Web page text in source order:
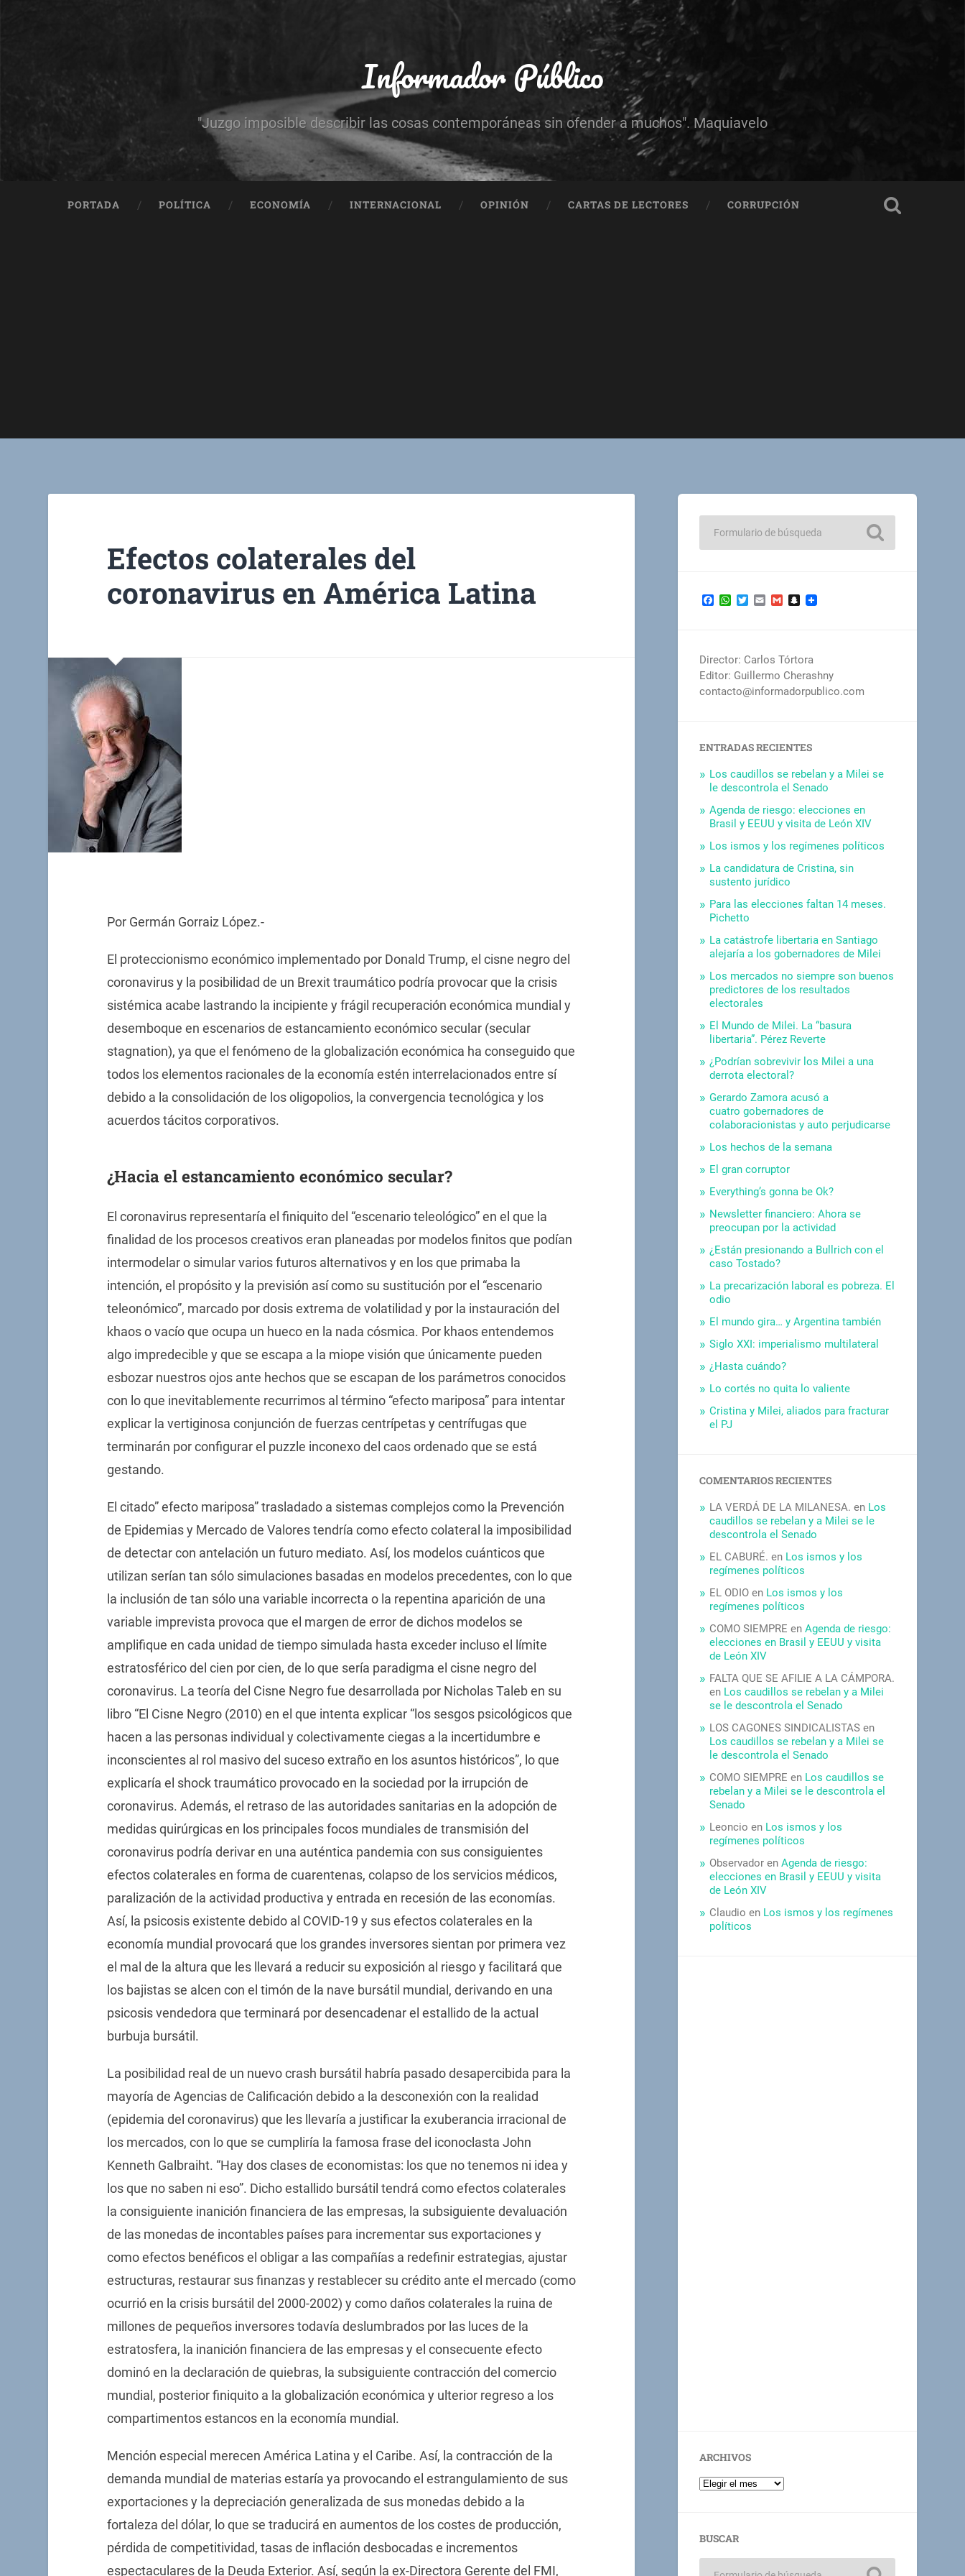
Informador Público
"Juzgo imposible describir las cosas contemporáneas sin ofender a muchos". Maquiavelo
PORTADA POLÍTICA ECONOMÍA INTERNACIONAL OPINIÓN CARTAS DE LECTORES CORRUPCIÓN
Efectos colaterales del
coronavirus en América Latina
Por Germán Gorraiz López.-
El proteccionismo económico implementado por Donald Trump, el cisne negro del
coronavirus y la posibilidad de un Brexit traumático podría provocar que la crisis
sistémica acabe lastrando la incipiente y frágil recuperación económica mundial y
desemboque en escenarios de estancamiento económico secular (secular
stagnation), ya que el fenómeno de la globalización económica ha conseguido que
todos los elementos racionales de la economía estén interrelacionados entre sí
debido a la consolidación de los oligopolios, la convergencia tecnológica y los
acuerdos tácitos corporativos.
¿Hacia el estancamiento económico secular?
El coronavirus representaría el finiquito del “escenario teleológico” en el que la
finalidad de los procesos creativos eran planeadas por modelos finitos que podían
intermodelar o simular varios futuros alternativos y en los que primaba la
intención, el propósito y la previsión así como su sustitución por el “escenario
teleonómico”, marcado por dosis extrema de volatilidad y por la instauración del
khaos o vacío que ocupa un hueco en la nada cósmica. Por khaos entendemos
algo impredecible y que se escapa a la miope visión que únicamente pueden
esbozar nuestros ojos ante hechos que se escapan de los parámetros conocidos
con lo que inevitablemente recurrimos al término “efecto mariposa” para intentar
explicar la vertiginosa conjunción de fuerzas centrípetas y centrífugas que
terminarán por configurar el puzzle inconexo del caos ordenado que se está
gestando.
El citado” efecto mariposa” trasladado a sistemas complejos como la Prevención
de Epidemias y Mercado de Valores tendría como efecto colateral la imposibilidad
de detectar con antelación un futuro mediato. Así, los modelos cuánticos que
utilizan serían tan sólo simulaciones basadas en modelos precedentes, con lo que
la inclusión de tan sólo una variable incorrecta o la repentina aparición de una
variable imprevista provoca que el margen de error de dichos modelos se
amplifique en cada unidad de tiempo simulada hasta exceder incluso el límite
estratosférico del cien por cien, de lo que sería paradigma el cisne negro del
coronavirus. La teoría del Cisne Negro fue desarrollada por Nicholas Taleb en su
libro “El Cisne Negro (2010) en el que intenta explicar “los sesgos psicológicos que
hacen a las personas individual y colectivamente ciegas a la incertidumbre e
inconscientes al rol masivo del suceso extraño en los asuntos históricos”, lo que
explicaría el shock traumático provocado en la sociedad por la irrupción de
coronavirus. Además, el retraso de las autoridades sanitarias en la adopción de
medidas quirúrgicas en los principales focos mundiales de transmisión del
coronavirus podría derivar en una auténtica pandemia con sus consiguientes
efectos colaterales en forma de cuarentenas, colapso de los servicios médicos,
paralización de la actividad productiva y entrada en recesión de las economías.
Así, la psicosis existente debido al COVID-19 y sus efectos colaterales en la
economía mundial provocará que los grandes inversores sientan por primera vez
el mal de la altura que les llevará a reducir su exposición al riesgo y facilitará que
los bajistas se alcen con el timón de la nave bursátil mundial, derivando en una
psicosis vendedora que terminará por desencadenar el estallido de la actual
burbuja bursátil.
La posibilidad real de un nuevo crash bursátil habría pasado desapercibida para la
mayoría de Agencias de Calificación debido a la desconexión con la realidad
(epidemia del coronavirus) que les llevaría a justificar la exuberancia irracional de
los mercados, con lo que se cumpliría la famosa frase del iconoclasta John
Kenneth Galbraiht. “Hay dos clases de economistas: los que no tenemos ni idea y
los que no saben ni eso”. Dicho estallido bursátil tendrá como efectos colaterales
la consiguiente inanición financiera de las empresas, la subsiguiente devaluación
de las monedas de incontables países para incrementar sus exportaciones y
como efectos benéficos el obligar a las compañías a redefinir estrategias, ajustar
estructuras, restaurar sus finanzas y restablecer su crédito ante el mercado (como
ocurrió en la crisis bursátil del 2000-2002) y como daños colaterales la ruina de
millones de pequeños inversores todavía deslumbrados por las luces de la
estratosfera, la inanición financiera de las empresas y el consecuente efecto
dominó en la declaración de quiebras, la subsiguiente contracción del comercio
mundial, posterior finiquito a la globalización económica y ulterior regreso a los
compartimentos estancos en la economía mundial.
Mención especial merecen América Latina y el Caribe. Así, la contracción de la
demanda mundial de materias estaría ya provocando el estrangulamiento de sus
exportaciones y la depreciación generalizada de sus monedas debido a la
fortaleza del dólar, lo que se traducirá en aumentos de los costes de producción,
pérdida de competitividad, tasas de inflación desbocadas e incrementos
espectaculares de la Deuda Exterior. Así, según la ex-Directora Gerente del FMI,
Facebook
WhatsApp
TwitterEmailGmailSnapchat
Director: Carlos Tórtora
Editor: Guillermo Cherashny
contacto@informadorpublico.com
ENTRADAS RECIENTES
Los caudillos se rebelan y a Milei se
le descontrola el Senado
Agenda de riesgo: elecciones en
Brasil y EEUU y visita de León XIV
Los ismos y los regímenes políticos
La candidatura de Cristina, sin
sustento jurídico
Para las elecciones faltan 14 meses.
Pichetto
La catástrofe libertaria en Santiago
alejaría a los gobernadores de Milei
Los mercados no siempre son buenos
predictores de los resultados
electorales
El Mundo de Milei. La “basura
libertaria”. Pérez Reverte
¿Podrían sobrevivir los Milei a una
derrota electoral?
Gerardo Zamora acusó a
cuatro gobernadores de
colaboracionistas y auto perjudicarse
Los hechos de la semana
El gran corruptor
Everything’s gonna be Ok?
Newsletter financiero: Ahora se
preocupan por la actividad
¿Están presionando a Bullrich con el
caso Tostado?
La precarización laboral es pobreza. El
odio
El mundo gira… y Argentina también
Siglo XXI: imperialismo multilateral
¿Hasta cuándo?
Lo cortés no quita lo valiente
Cristina y Milei, aliados para fracturar
el PJ
COMENTARIOS RECIENTES
LA VERDÁ DE LA MILANESA. en Los
caudillos se rebelan y a Milei se le
descontrola el Senado
EL CABURÉ. en Los ismos y los
regímenes políticos
EL ODIO en Los ismos y los
regímenes políticos
COMO SIEMPRE enAgenda de riesgo:
elecciones en Brasil y EEUU y visita
de León XIV
FALTA QUE SE AFILIE A LA CÁMPORA.
en Los caudillos se rebelan y a Milei
se le descontrola el Senado
LOS CAGONES SINDICALISTAS en
Los caudillos se rebelan y a Milei se
le descontrola el Senado
COMO SIEMPRE en Los caudillos se
rebelan y a Milei se le descontrola el
Senado
Leoncio en Los ismos y los
regímenes políticos
Observador enAgenda de riesgo:
elecciones en Brasil y EEUU y visita
de León XIV
Claudio en Los ismos y los regímenes
políticos
ARCHIVOS
BUSCAR